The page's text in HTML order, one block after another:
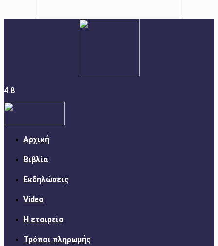
4.8
Αρχική
Βιβλία
Εκδηλώσεις
Video
Η εταιρεία
Τρόποι πληρωμής